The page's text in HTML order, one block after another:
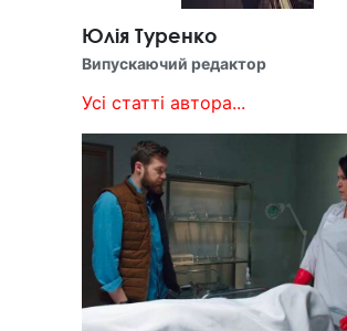
Юлія Туренко
Випускаючий редактор
Усі статті автора...